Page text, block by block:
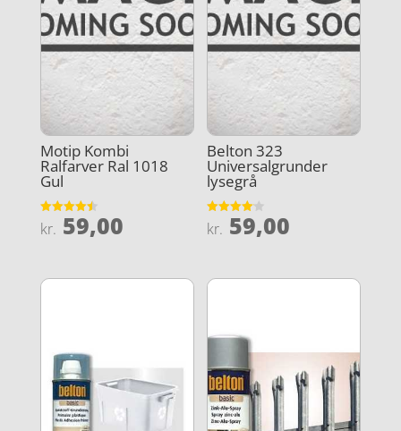
Motip Kombi
Ralfarver Ral 1018
Gul
Vurderet
4.5
kr. 59,00
Belton 323
Universalgrunder
lysegrå
Vurderet
4.1
kr. 59,00